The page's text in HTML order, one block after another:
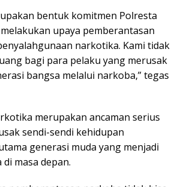
bentuk komitmen Polresta
upaya pemberantasan
narkotika. Kami tidak
bagi para pelaku yang merusak
bangsa melalui narkoba,” tegas
merupakan ancaman serius
sendi-sendi kehidupan
generasi muda yang menjadi
masa depan.